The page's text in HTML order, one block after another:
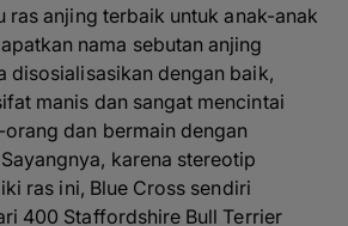
ras anjing terbaik untuk anak-anak
nama sebutan anjing
disosialisasikan dengan baik,
manis dan sangat mencintai
dan bermain dengan
karena stereotip
ras ini, Blue Cross sendiri
400 Staffordshire Bull Terrier